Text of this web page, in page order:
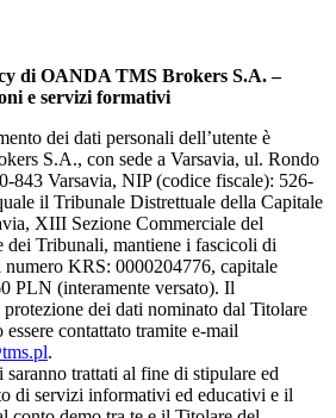
di OANDA TMS Brokers S.A. –
e servizi formativi
dei dati personali dell’utente è
S.A., con sede a Varsavia, ul. Rondo
843 Varsavia, NIP (codice fiscale): 526-
il Tribunale Distrettuale della Capitale
XIII Sezione Commerciale del
dei Tribunali, mantiene i fascicoli di
numero KRS: 0000204776, capitale
PLN (interamente versato). Il
protezione dei dati nominato dal Titolare
contattato tramite e-mail
.
trattati al fine di stipulare ed
di servizi informativi ed educativi e il